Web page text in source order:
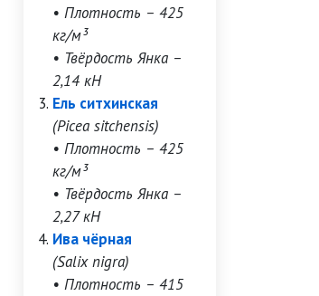
• Плотность – 425
кг/м³
• Твёрдость Янка –
2,14 кН
Ель ситхинская
(Picea sitchensis)
• Плотность – 425
кг/м³
• Твёрдость Янка –
2,27 кН
Ива чёрная
(Salix nigra)
• Плотность – 415